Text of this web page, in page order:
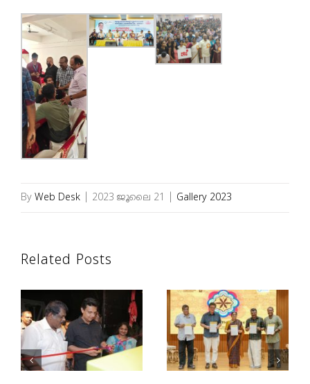
English
By Web Desk 2023 ജൂലൈ 21 Gallery 2023
Related Posts